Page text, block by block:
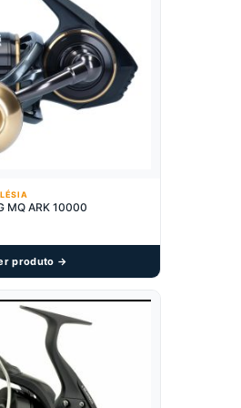
MQ ARK 10000
produto →